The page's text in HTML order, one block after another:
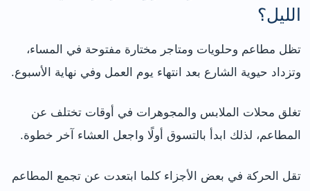
الليل؟
تظل مطاعم وحلويات ومتاجر مختارة مفتوحة في المساء،
وتزداد حيوية الشارع بعد انتهاء يوم العمل وفي نهاية الأسبوع.
تغلق محلات الملابس والمجوهرات في أوقات تختلف عن
المطاعم، لذلك ابدأ بالتسوق أولًا واجعل العشاء آخر خطوة.
تقل الحركة في بعض الأجزاء كلما ابتعدت عن تجمع المطاعم